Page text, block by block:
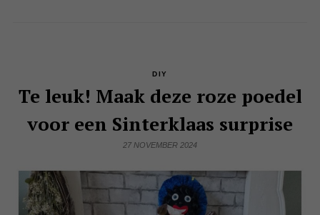
DIY
Te leuk! Maak deze roze poedel
voor een Sinterklaas surprise
27 NOVEMBER 2024